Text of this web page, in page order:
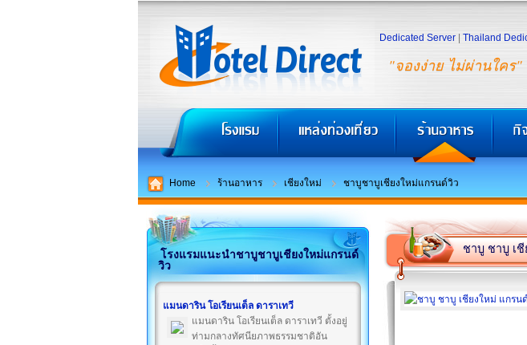
"จองง่าย ไม่ผ่านใคร"
Dedicated Server
Thailand
Home ร้านอาหาร เชียงใหม่ ชาบูชาบูเชียงใหม่แกรนด์วิว
โรงแรมแนะนำชาบูชาบูเชียงใหม่แกรนด์
วิว
แมนดาริน โอเรียนเต็ล ดาราเทวี
แมนดาริน โอเรียนเต็ล ดาราเทวี ตั้งอยู่
ท่ามกลางทัศนียภาพธรรมชาติอัน
ชาบู ชาบู เ